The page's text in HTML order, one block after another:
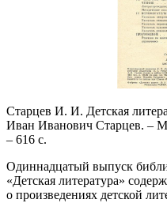
Старцев И. И. Детская
Иван Иванович Старцев. –
– 616 с.
Одиннадцатый выпуск
«Детская литература»
о произведениях детской